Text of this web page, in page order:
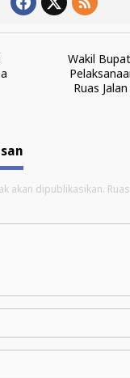
Wakil
Ruas
akan dipublikasikan.